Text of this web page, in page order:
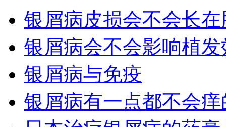
银屑病皮损会不会长在
银屑病会不会影响植发
银屑病与免疫
银屑病有一点都不会痒